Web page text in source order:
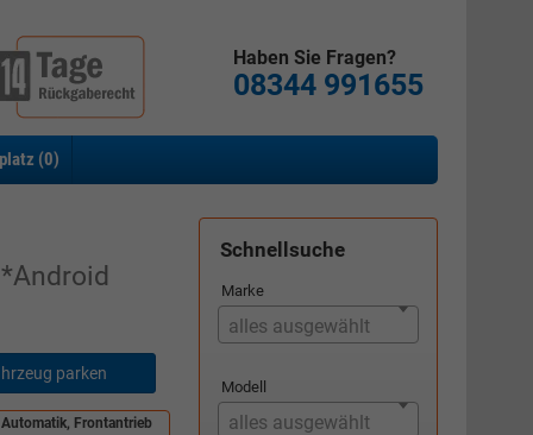
Haben Sie Fragen?
08344 991655
(0)
parken
Frontantrieb
Schnellsuche
Marke
alles ausgewählt
Modell
alles ausgewählt